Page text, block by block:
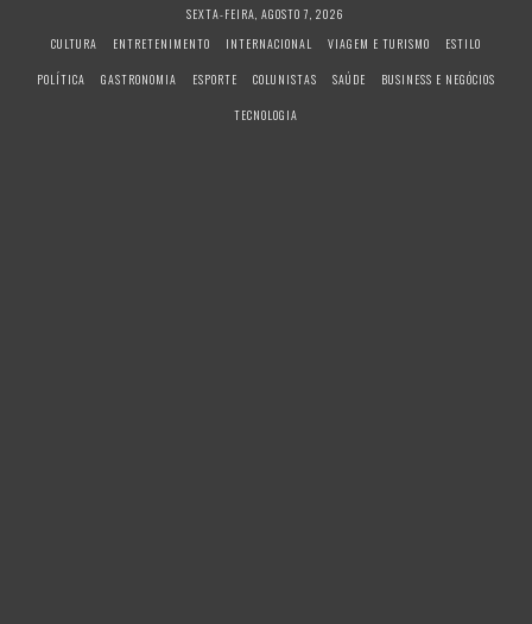
SEXTA-FEIRA, AGOSTO 7, 2026
CULTURA
ENTRETENIMENTO INTERNACIONAL VIAGEM E TURISMO
ESTILO
POLÍTICA
GASTRONOMIA ESPORTE COLUNISTAS SAÚDE
BUSINESS E NEGÓCIOS
TECNOLOGIA